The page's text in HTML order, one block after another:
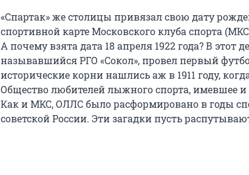
«Спартак» же столицы привязал свою дату
спортивной карте Московского клуба спорта
А почему взята дата 18 апреля 1922 года? В этот
называвшийся РГО «Сокол», провел первый
исторические корни нашлись аж в 1911 году,
Общество любителей лыжного спорта, имевшее
Как и МКС, ОЛЛС было расформировано в годы
советской России. Эти загадки пусть